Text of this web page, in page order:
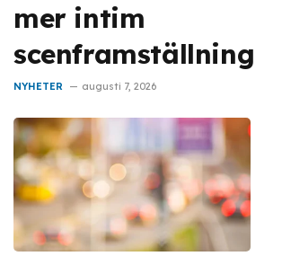
mer intim
scenframställning
NYHETER augusti 7, 2026